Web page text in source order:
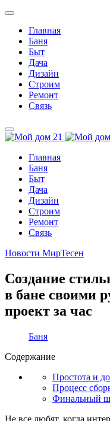
Главная
Баня
Быт
Дача
Дизайн
Строим
Ремонт
Связь
Главная
Баня
Быт
Дача
Дизайн
Строим
Ремонт
Связь
Новости МирТесен
Создание
в бане своими
проект за час
Баня
Содержание
Простота и
Процесс
Финальный
Не все любят, когда